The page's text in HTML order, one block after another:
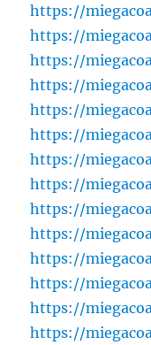
https://
https://
https://
https://
https://
https://
https://
https://
https://
https://
https://
https://
https://
https://